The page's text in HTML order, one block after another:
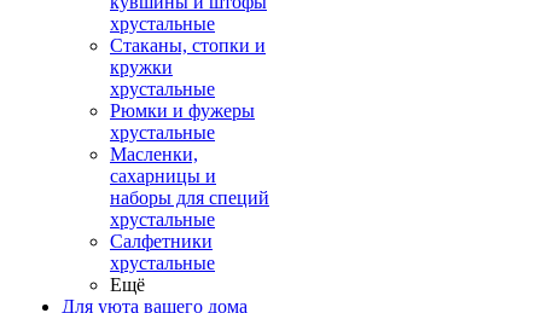
хрустальные
Стаканы, стопки и
кружки
хрустальные
Рюмки и фужеры
хрустальные
Масленки,
сахарницы и
наборы для специй
хрустальные
Салфетники
хрустальные
Ещё
Для уюта вашего дома